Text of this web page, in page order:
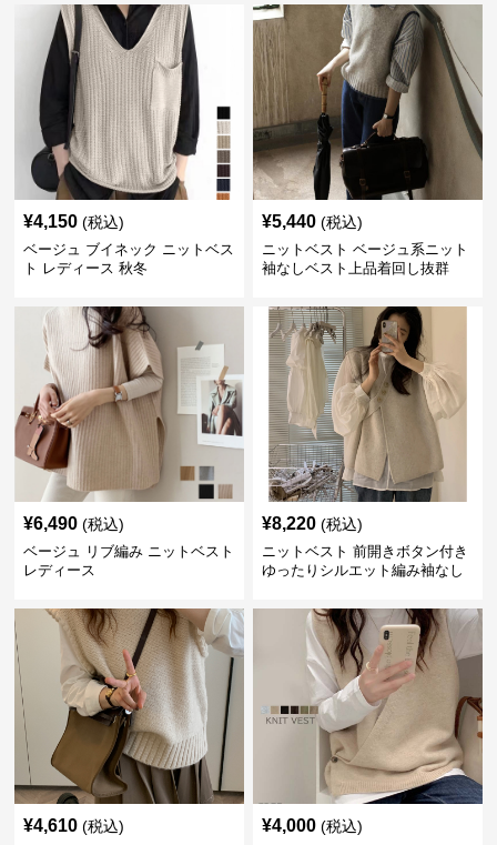
¥4,150 (税込)
ベージュ ブイネック ニットベス
ト レディース 秋冬
¥5,440 (税込)
ニットベスト ベージュ系ニット
袖なしベスト上品着回し抜群
¥6,490 (税込)
ベージュ リブ編み ニットベスト
レディース
¥8,220 (税込)
ニットベスト 前開きボタン付き
ゆったりシルエット編み袖なし
¥4,610 (税込) ¥4,000 (税込)